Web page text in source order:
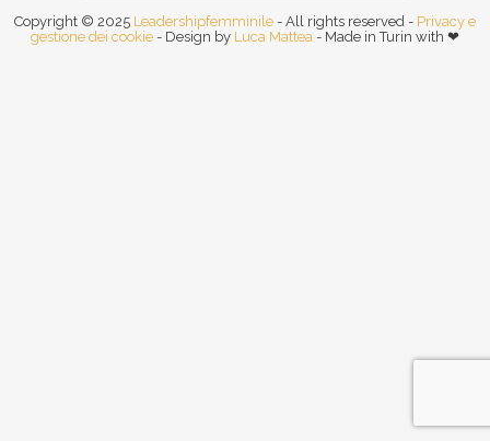
Copyright © 2025 Leadershipfemminile - All rights reserved - Privacy e
gestione dei cookie - Design by Luca Mattea - Made in Turin with ❤